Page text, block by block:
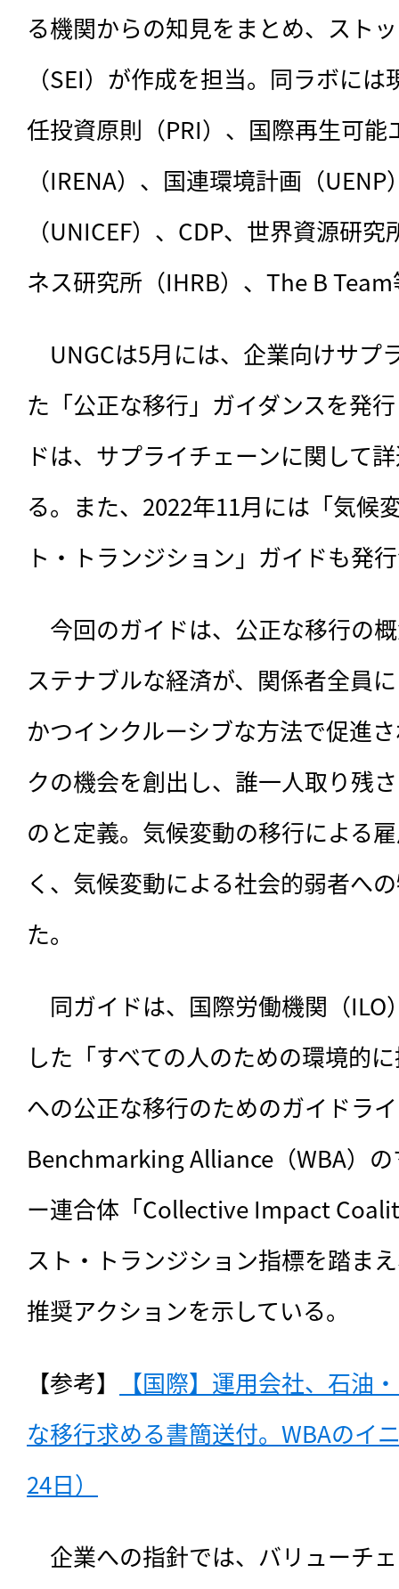
る機関からの知見をまとめ、スト
（SEI）が作成を担当。同ラボに
任投資原則（PRI）、国際再生可能
（IRENA）、国連環境計画（
（UNICEF）、CDP、世界資源研
ネス研究所（IHRB）、The B
UNGCは5月には、企業向けサプ
た「公正な移行」ガイダンスを発
ドは、サプライチェーンに関して
る。また、2022年11月には「気候
ト・トランジション」ガイドも発
今回のガイドは、公正な移行の
ステナブルな経済が、関係者全員
かつインクルーシブな方法で促進
クの機会を創出し、誰一人取り残
のと定義。気候変動の移行による
く、気候変動による社会的弱者へ
た。
同ガイドは、国際労働機関（ILO
した「すべての人のための環境的
への公正な移行のためのガイドラ
Benchmarking Alliance（WBA）
ー連合体「Collective Impact
スト・トランジション指標を踏ま
推奨アクションを示している。
【参考】
【国際】運用会社、石油
な移行求める書簡送付。WBAのイ
24日）
企業への指針では、バリューチ